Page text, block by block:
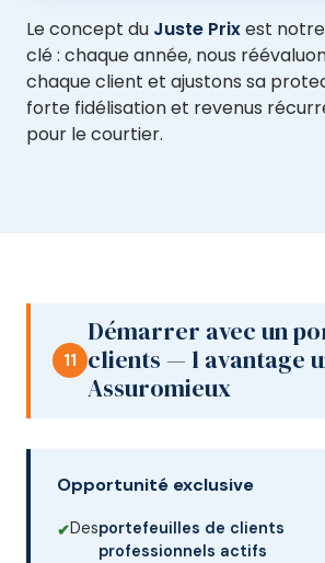
Le concept du Juste Prixest
clé : chaque année, nous
chaque client et ajustons sa
forte fidélisation et revenus
pour le courtier.
11
Démarrer avec un
clients — l avantage
Assuromieux
Opportunité exclusive
Desportefeuilles de clients
professionnels actifs